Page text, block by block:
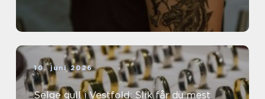
10. juni 2026
Selge gull i Vestfold: Slik får du mest